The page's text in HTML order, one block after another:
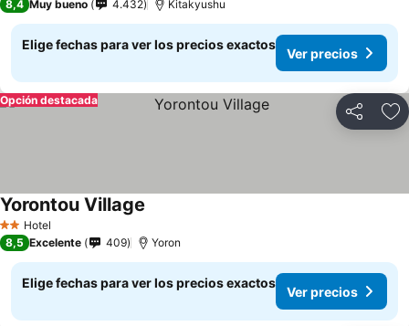
8,4 Muy bueno 4.432 Kitakyushu
Elige fechas para ver los precios exactos
Ver precios
Compartir
Opción destacada
2 Estrellas
Hotel
Yorontou Village
8,5 Excelente 409 Yoron
Elige fechas para ver los precios exactos
Ver precios